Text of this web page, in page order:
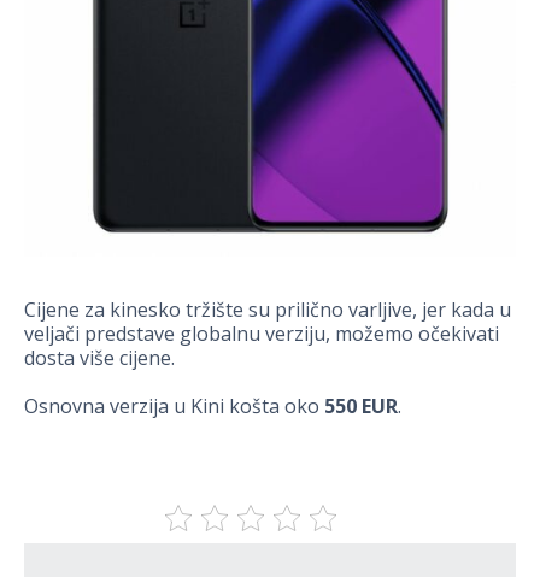
Cijene za kinesko tržište su prilično varljive, jer kada u
veljači predstave globalnu verziju, možemo očekivati
dosta više cijene.
Osnovna verzija u Kini košta oko 550 EUR.